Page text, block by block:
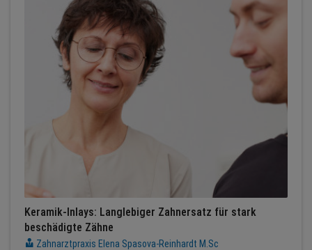
Keramik-Inlays: Langlebiger Zahnersatz für stark
beschädigte Zähne
Zahnarztpraxis Elena Spasova-Reinhardt M.Sc